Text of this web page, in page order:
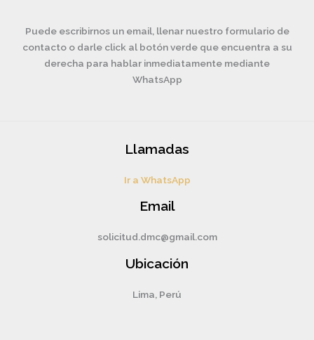
Puede escribirnos un email, llenar nuestro formulario de
contacto o darle click al botón verde que encuentra a su
derecha para hablar inmediatamente mediante
WhatsApp
Llamadas
Ir a WhatsApp
Email
solicitud.dmc@gmail.com
Ubicación
Lima, Perú